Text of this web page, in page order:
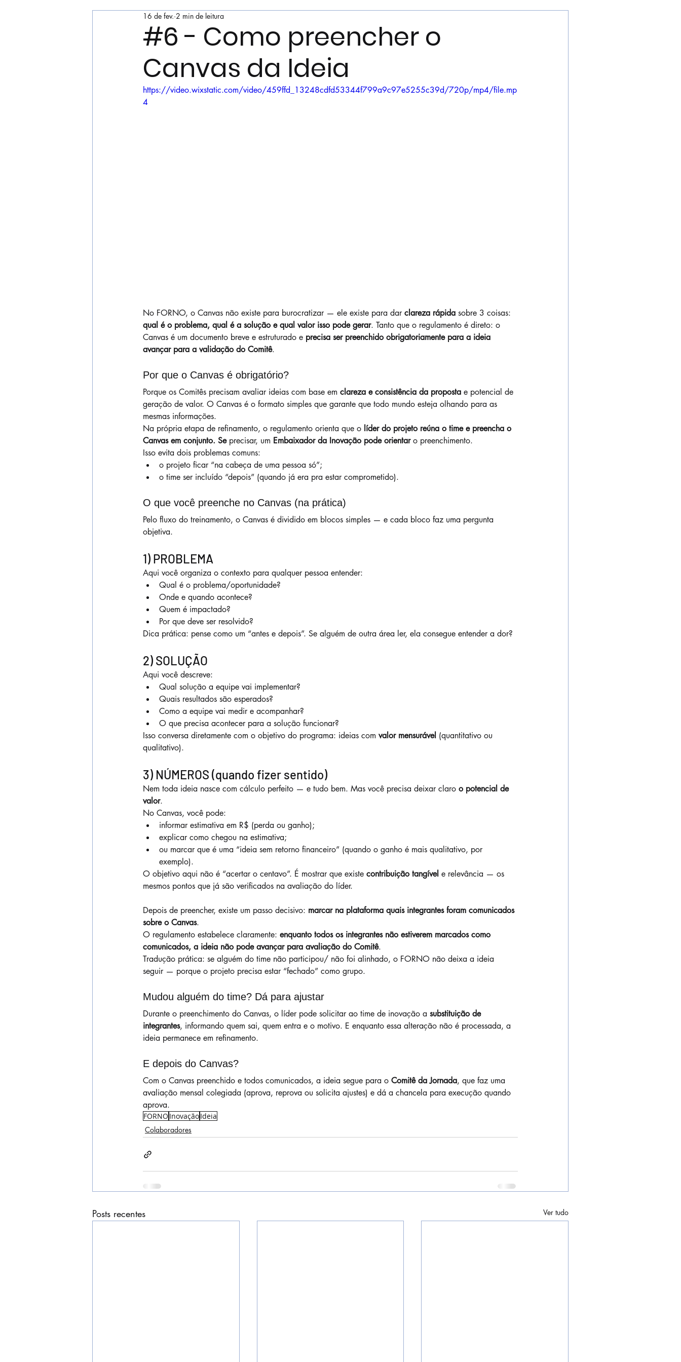
#6 - Como preencher o
Canvas da Ideia
16 de fev. 2 min de leitura
https://video.wixstatic.com/video/459ffd_13248cdfd53344f799a9c97e5255c39d/720p/mp4/file.mp
4
No FORNO, o Canvas não existe para burocratizar — ele existe para dar clareza rápida sobre 3 coisas:
qual é o problema, qual é a solução e qual valor isso pode gerar. Tanto que o regulamento é direto: o
Canvas é um documento breve e estruturado e precisa ser preenchido obrigatoriamente para a ideia
avançar para a validação do Comitê.
Por que o Canvas é obrigatório?
Porque os Comitês precisam avaliar ideias com base em clareza e consistência da proposta e potencial de
geração de valor. O Canvas é o formato simples que garante que todo mundo esteja olhando para as
mesmas informações.
Na própria etapa de refinamento, o regulamento orienta que o líder do projeto reúna o time e preencha o
Canvas em conjunto. Se precisar, um Embaixador da Inovação pode orientar o preenchimento.
Isso evita dois problemas comuns:
o projeto ficar “na cabeça de uma pessoa só”;
o time ser incluído “depois” (quando já era pra estar comprometido).
O que você preenche no Canvas (na prática)
Pelo fluxo do treinamento, o Canvas é dividido em blocos simples — e cada bloco faz uma pergunta
objetiva.
1) PROBLEMA
Aqui você organiza o contexto para qualquer pessoa entender:
Qual é o problema/oportunidade?
Onde e quando acontece?
Quem é impactado?
Por que deve ser resolvido?
Dica prática: pense como um “antes e depois”. Se alguém de outra área ler, ela consegue entender a dor?
2) SOLUÇÃO
Aqui você descreve:
Qual solução a equipe vai implementar?
Quais resultados são esperados?
Como a equipe vai medir e acompanhar?
O que precisa acontecer para a solução funcionar?
Isso conversa diretamente com o objetivo do programa: ideias com valor mensurável (quantitativo ou
qualitativo).
3) NÚMEROS (quando fizer sentido)
Nem toda ideia nasce com cálculo perfeito — e tudo bem. Mas você precisa deixar claro o potencial de
valor.
No Canvas, você pode:
informar estimativa em R$ (perda ou ganho);
explicar como chegou na estimativa;
ou marcar que é uma “ideia sem retorno financeiro” (quando o ganho é mais qualitativo, por
exemplo).
O objetivo aqui não é “acertar o centavo”. É mostrar que existe contribuição tangível e relevância — os
mesmos pontos que já são verificados na avaliação do líder.
Depois de preencher, existe um passo decisivo: marcar na plataforma quais integrantes foram comunicados
sobre o Canvas.
O regulamento estabelece claramente: enquanto todos os integrantes não estiverem marcados como
comunicados, a ideia não pode avançar para avaliação do Comitê.
Tradução prática: se alguém do time não participou/ não foi alinhado, o FORNO não deixa a ideia
seguir — porque o projeto precisa estar “fechado” como grupo.
Mudou alguém do time? Dá para ajustar
Durante o preenchimento do Canvas, o líder pode solicitar ao time de inovação a substituição de
integrantes, informando quem sai, quem entra e o motivo. E enquanto essa alteração não é processada, a
ideia permanece em refinamento.
E depois do Canvas?
Com o Canvas preenchido e todos comunicados, a ideia segue para o Comitê da Jornada, que faz uma
avaliação mensal colegiada (aprova, reprova ou solicita ajustes) e dá a chancela para execução quando
aprova.
FORNO InovaçãoIdeia
Colaboradores
Posts recentes Ver tudo